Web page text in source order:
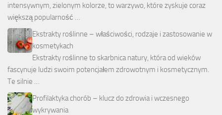
intensywnym, zielonym kolorze, to warzywo, które zyskuje coraz
większą popularność …
Ekstrakty roślinne – właściwości, rodzaje i zastosowanie w
kosmetykach
Ekstrakty roślinne to skarbnica natury, która od wieków
fascynuje ludzi swoim potencjałem zdrowotnym i kosmetycznym.
Te silnie …
Profilaktyka chorób – klucz do zdrowia i wczesnego
wykrywania